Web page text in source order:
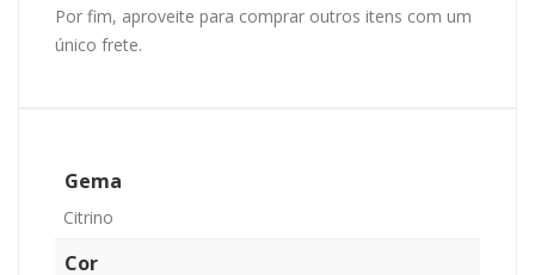
Por fim, aproveite para comprar outros itens com um
único frete.
Gema
Citrino
Cor